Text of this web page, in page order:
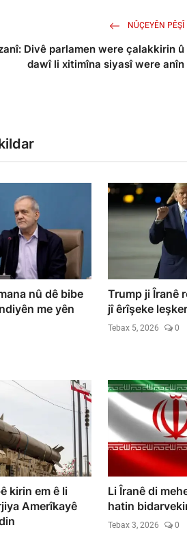
NÛÇEYÊN PÊŞÎ
Divê parlamen were çalakkirin û
dawî li xitimîna siyasî were anîn
nû dê bibe
me yên
Trump ji Îranê
jî êrîşeke
Tebax 5, 2026 0
kirin em ê li
Amerîkayê
Li Îranê di
hatin
Tebax 3, 2026 0